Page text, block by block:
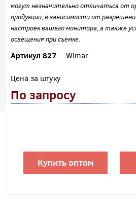
могут незначительно отличаться от
продукции, в зависимости от
настроек вашего монитора, а также
освещения при съемке.
Артикул 827 Wimar
Цена за штуку
По запросу
Купить оптом